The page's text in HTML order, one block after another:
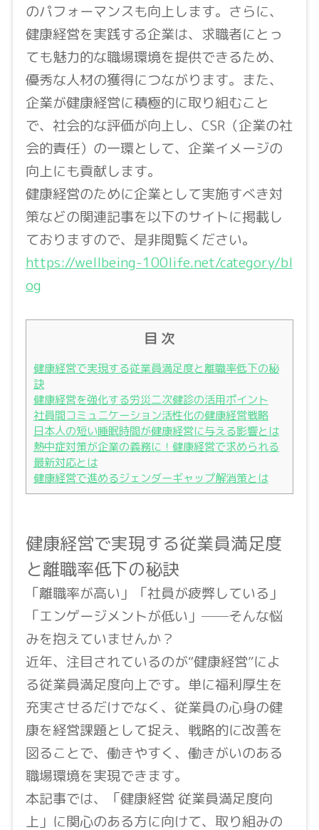
のパフォーマンスも向上します。さらに、
健康経営を実践する企業は、求職者にとっ
ても魅力的な職場環境を提供できるため、
優秀な人材の獲得につながります。また、
企業が健康経営に積極的に取り組むこと
で、社会的な評価が向上し、CSR（企業の社
会的責任）の一環として、企業イメージの
向上にも貢献します。
健康経営のために企業として実施すべき対
策などの関連記事を以下のサイトに掲載し
ておりますので、是非閲覧ください。
https://wellbeing-100life.net/category/bl
og
目 次
健康経営で実現する従業員満足度と離職率低下の秘
訣
健康経営を強化する労災二次健診の活用ポイント
社員間コミュニケーション活性化の健康経営戦略
日本人の短い睡眠時間が健康経営に与える影響とは
熱中症対策が企業の義務に！健康経営で求められる
最新対応とは
健康経営で進めるジェンダーギャップ解消策とは
健康経営で実現する従業員満足度
と離職率低下の秘訣
「離職率が高い」「社員が疲弊している」
「エンゲージメントが低い」──そんな悩
みを抱えていませんか？
近年、注目されているのが“健康経営”によ
る従業員満足度向上です。単に福利厚生を
充実させるだけでなく、従業員の心身の健
康を経営課題として捉え、戦略的に改善を
図ることで、働きやすく、働きがいのある
職場環境を実現できます。
本記事では、「健康経営 従業員満足度向
上」に関心のある方に向けて、取り組みの